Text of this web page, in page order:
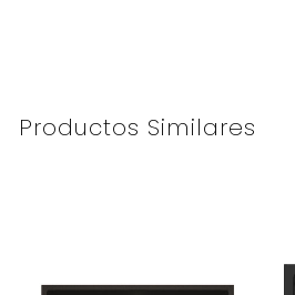
Productos Similares